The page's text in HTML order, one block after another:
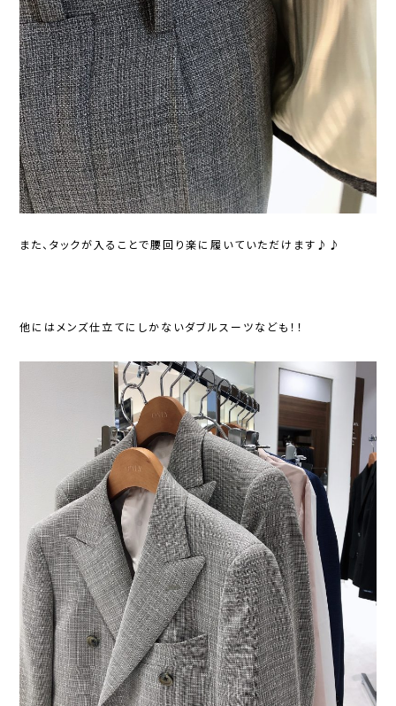
また、タックが入ることで腰回り楽に履いていただけます♪♪
他にはメンズ仕立てにしかないダブルスーツなども！！